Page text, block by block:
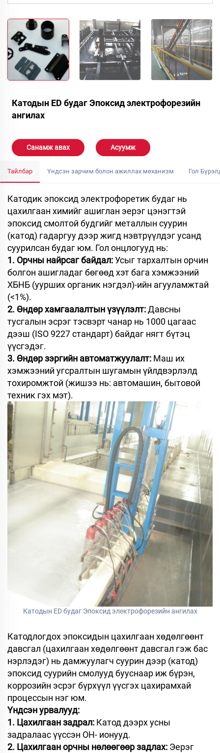
Катодын ED будаг Эпоксид электрофорезийн
ангилах
Санамж авах Асуумж
Тайлбар Үндсэн зарчим болон ажиллах механизм Гол
Катодик эпоксид электрофоретик будаг нь
цахилгаан химийг ашиглан эерэг цэнэгтэй
эпоксид смолтой будгийг металлын суурин
(катод) гадаргуу дээр жигд нэвтрүүлдэг усанд
суурилсан будаг юм. Гол онцлогууд нь:
1. Орчны найрсаг байдал:Усыг тархалтын орчин
болгон ашигладаг бөгөөд хэт бага хэмжээний
ХБНБ (уурших органик нэгдэл)-ийн агууламжтай
(<1%).
2. Өндөр хамгаалалтын үзүүлэлт:Давсны
тусгалын эсрэг тэсвэрт чанар нь 1000 цагаас
дээш (ISO 9227 стандарт) байдаг нягт бүтэц
үүсгэдэг.
3. Өндөр зэргийн автоматжуулалт: Маш их
хэмжээний угсралтын шугамын үйлдвэрлэлд
тохиромжтой (жишээ нь: автомашин, бытовой
техник гэх мэт).
Катодын ED будаг Эпоксид электрофорезийн ангилах
Катодлогдох эпоксидын цахилгаан хөдөлгөөнт
давсгал (цахилгаан хөдөлгөөнт давсгал гэж бас
нэрлэдэг) нь дамжуулагч суурин дээр (катод)
эпоксид суурийн смолууд бууснаар иж бүрэн,
коррозийн эсрэг бүрхүүл үүсгэх цахирамхай
процессын нэг юм.
Үндсэн урвалууд:
1. Цахилгаан задрал: Катод дээрх усны
задралаас үүссэн OH- ионууд.
2. Цахилгаан орчны нөлөөгөөр задлах: Эерэг